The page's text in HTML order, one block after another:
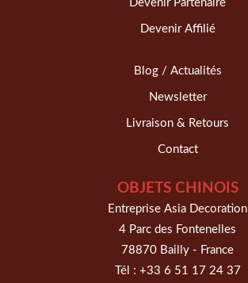
Devenir Partenaire
Devenir Affilié
Blog / Actualités
Newsletter
Livraison & Retours
Contact
OBJETS CHINOIS
Entreprise Asia Decoration
4 Parc des Fontenelles
78870 Bailly - France
Tél : +33 6 51 17 24 37